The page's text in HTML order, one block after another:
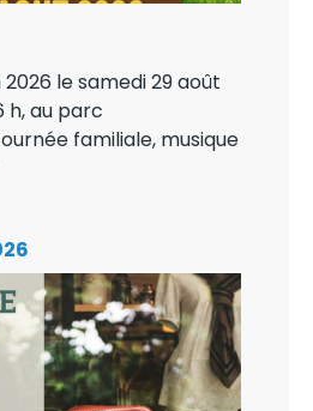
le samedi 29 août
h, au parc
familiale, musique